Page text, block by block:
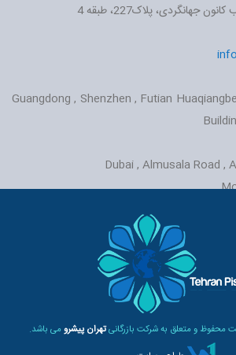
جهانگردی، پلاک227، طبقه 4
Guangdong , Shenzhen , Futian
Dubai , Almusala Road ,
محفوظ و متعلق به شرکت بازرگانیتهران پیشرومی باشد.